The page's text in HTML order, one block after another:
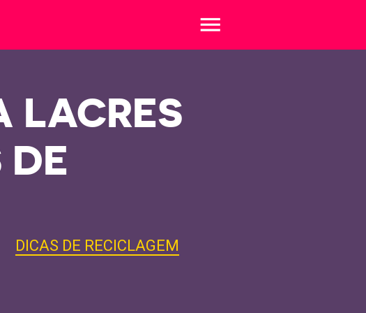
menu
LACRES
DICAS DE RECICLAGEM